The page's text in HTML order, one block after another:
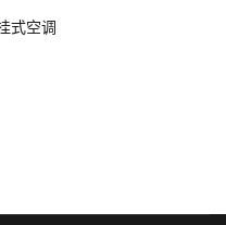
式空调